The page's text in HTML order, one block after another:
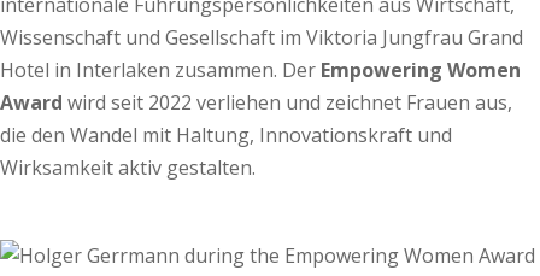
Wissenschaft und Gesellschaft im Viktoria Jungfrau Grand
Hotel in Interlaken zusammen. Der Empowering Women
Award wird seit 2022 verliehen und zeichnet Frauen aus,
die den Wandel mit Haltung, Innovationskraft und
Wirksamkeit aktiv gestalten.